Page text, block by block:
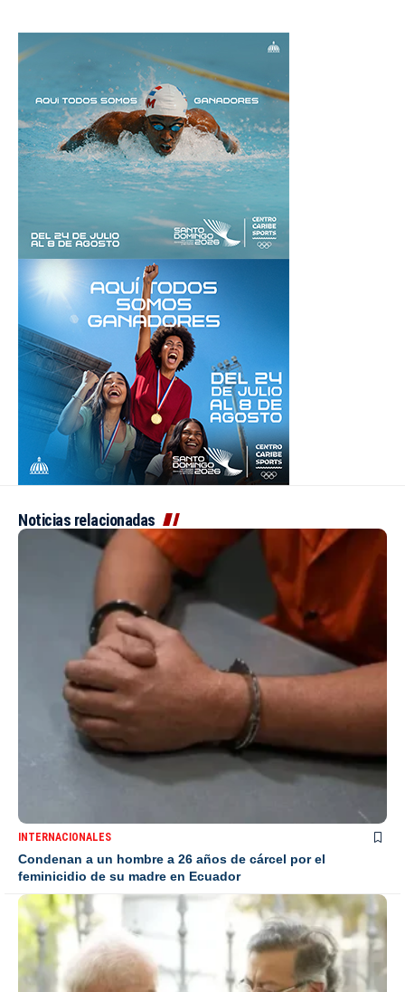
Noticias relacionadas
INTERNACIONALES
Condenan a un hombre a 26 años de cárcel por el
feminicidio de su madre en Ecuador